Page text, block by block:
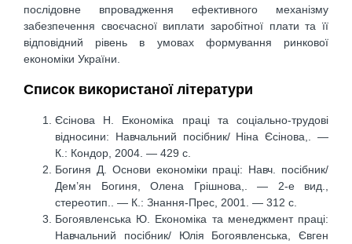
послідовне впровадження ефективного механізму
забезпечення своєчасної виплати заробітної плати та її
відповідний рівень в умовах формування ринкової
економіки України.
Список використаної літератури
Єсінова Н. Економіка праці та соціально-трудові
відносини: Навчальний посібник/ Ніна Єсінова,. —
К.: Кондор, 2004. — 429 с.
Богиня Д. Основи економіки праці: Навч. посібник/
Дем’ян Богиня, Олена Грішнова,. — 2-е вид.,
стереотип.. — К.: Знання-Прес, 2001. — 312 с.
Богоявленська Ю. Економіка та менеджмент праці:
Навчальний посібник/ Юлія Богоявленська, Євген